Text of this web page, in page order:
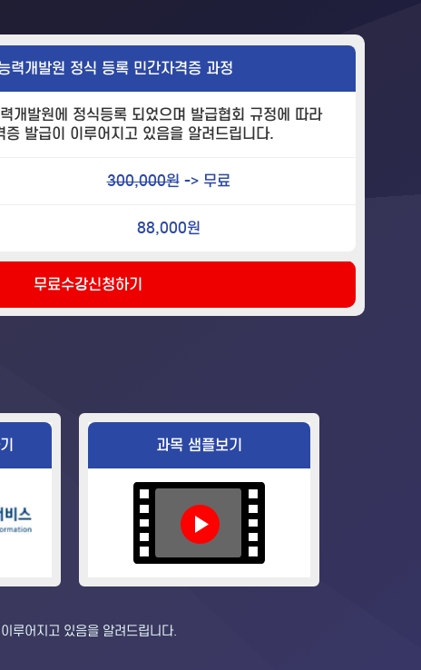
력개발원 정식 등록 민간자격증 과정
개발원에 정식등록 되었으며 발급협회 규정에 따라
증 발급이 이루어지고 있음을 알려드립니다.
300,000원-> 무료
88,000원
무료수강신청하기
과목 샘플보기
루어지고 있음을 알려드립니다.